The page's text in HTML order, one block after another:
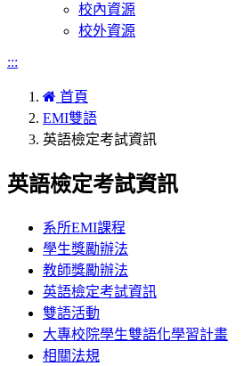
校內資源
校外資源
:::
首頁
EMI雙語
英語檢定考試資訊
英語檢定考試資訊
系所EMI課程
學生獎勵辦法
教師獎勵辦法
英語檢定考試資訊
雙語活動
大專校院學生雙語化學習計畫
相關法規